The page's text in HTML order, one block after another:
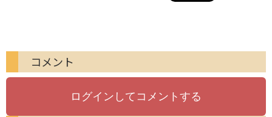
コメント